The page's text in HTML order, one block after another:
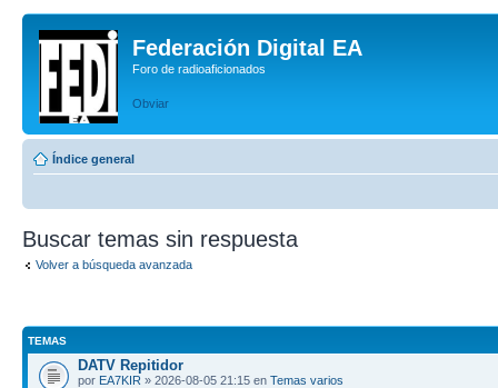
Federación Digital EA
Foro de radioaficionados
Obviar
Índice general
Buscar temas sin respuesta
Volver a búsqueda avanzada
TEMAS
DATV Repitidor
por EA7KIR » 2026-08-05 21:15 en Temas varios